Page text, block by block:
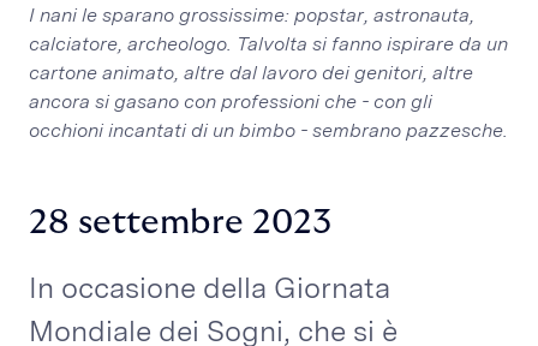
I nani le sparano grossissime: popstar, astronauta,
calciatore, archeologo. Talvolta si fanno ispirare da un
cartone animato, altre dal lavoro dei genitori, altre
ancora si gasano con professioni che - con gli
occhioni incantati di un bimbo - sembrano pazzesche.
28 settembre 2023
In occasione della Giornata
Mondiale dei Sogni, che si è